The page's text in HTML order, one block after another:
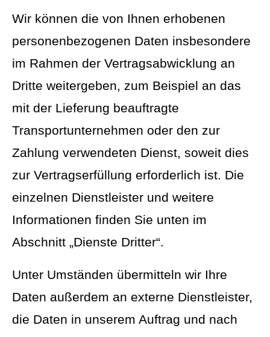
Wir können die von Ihnen erhobenen
personenbezogenen Daten insbesondere
im Rahmen der Vertragsabwicklung an
Dritte weitergeben, zum Beispiel an das
mit der Lieferung beauftragte
Transportunternehmen oder den zur
Zahlung verwendeten Dienst, soweit dies
zur Vertragserfüllung erforderlich ist. Die
einzelnen Dienstleister und weitere
Informationen finden Sie unten im
Abschnitt „Dienste Dritter“.
Unter Umständen übermitteln wir Ihre
Daten außerdem an externe Dienstleister,
die Daten in unserem Auftrag und nach